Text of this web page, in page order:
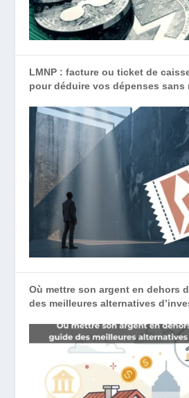
LMNP : facture ou ticket de
pour déduire vos dépenses sans
Où mettre son argent en dehors
des meilleures alternatives